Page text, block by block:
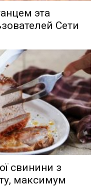
эта
Сети
свинини з
максимум